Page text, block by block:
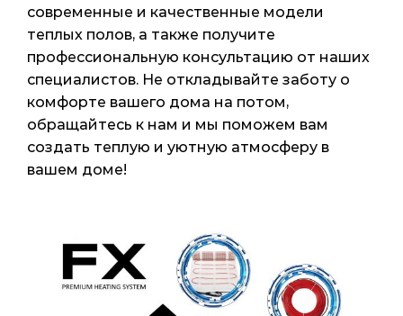
современные и качественные модели
теплых полов, а также получите
профессиональную консультацию от наших
специалистов. Не откладывайте заботу о
комфорте вашего дома на потом,
обращайтесь к нам и мы поможем вам
создать теплую и уютную атмосферу в
вашем доме!